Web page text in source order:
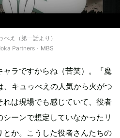
え（第一話より）
Partners・MBS
ャラですからね（苦笑）。『魔
キュゥべえの人気から火がつ
は現場でも感じていて、役者
ーンで想定していなかったリ
か。こうした役者さんたちの